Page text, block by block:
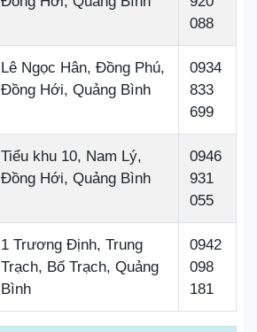
088
Lê Ngọc Hân, Đồng Phú,
Đồng Hới, Quảng Bình
0934
833
699
Tiểu khu 10, Nam Lý,
Đồng Hới, Quảng Bình
0946
931
055
1 Trương Định, Trung
Trạch, Bố Trạch, Quảng
Bình
0942
098
181